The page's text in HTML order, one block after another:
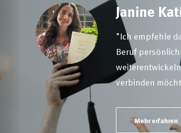
Janine
"Ich empfehle
Beruf
verbinden
Mehr erfahren